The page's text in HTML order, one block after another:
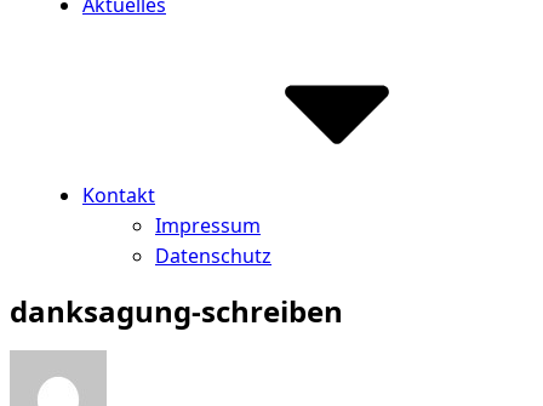
Kontakt
Impressum
Datenschutz
danksagung-schreiben